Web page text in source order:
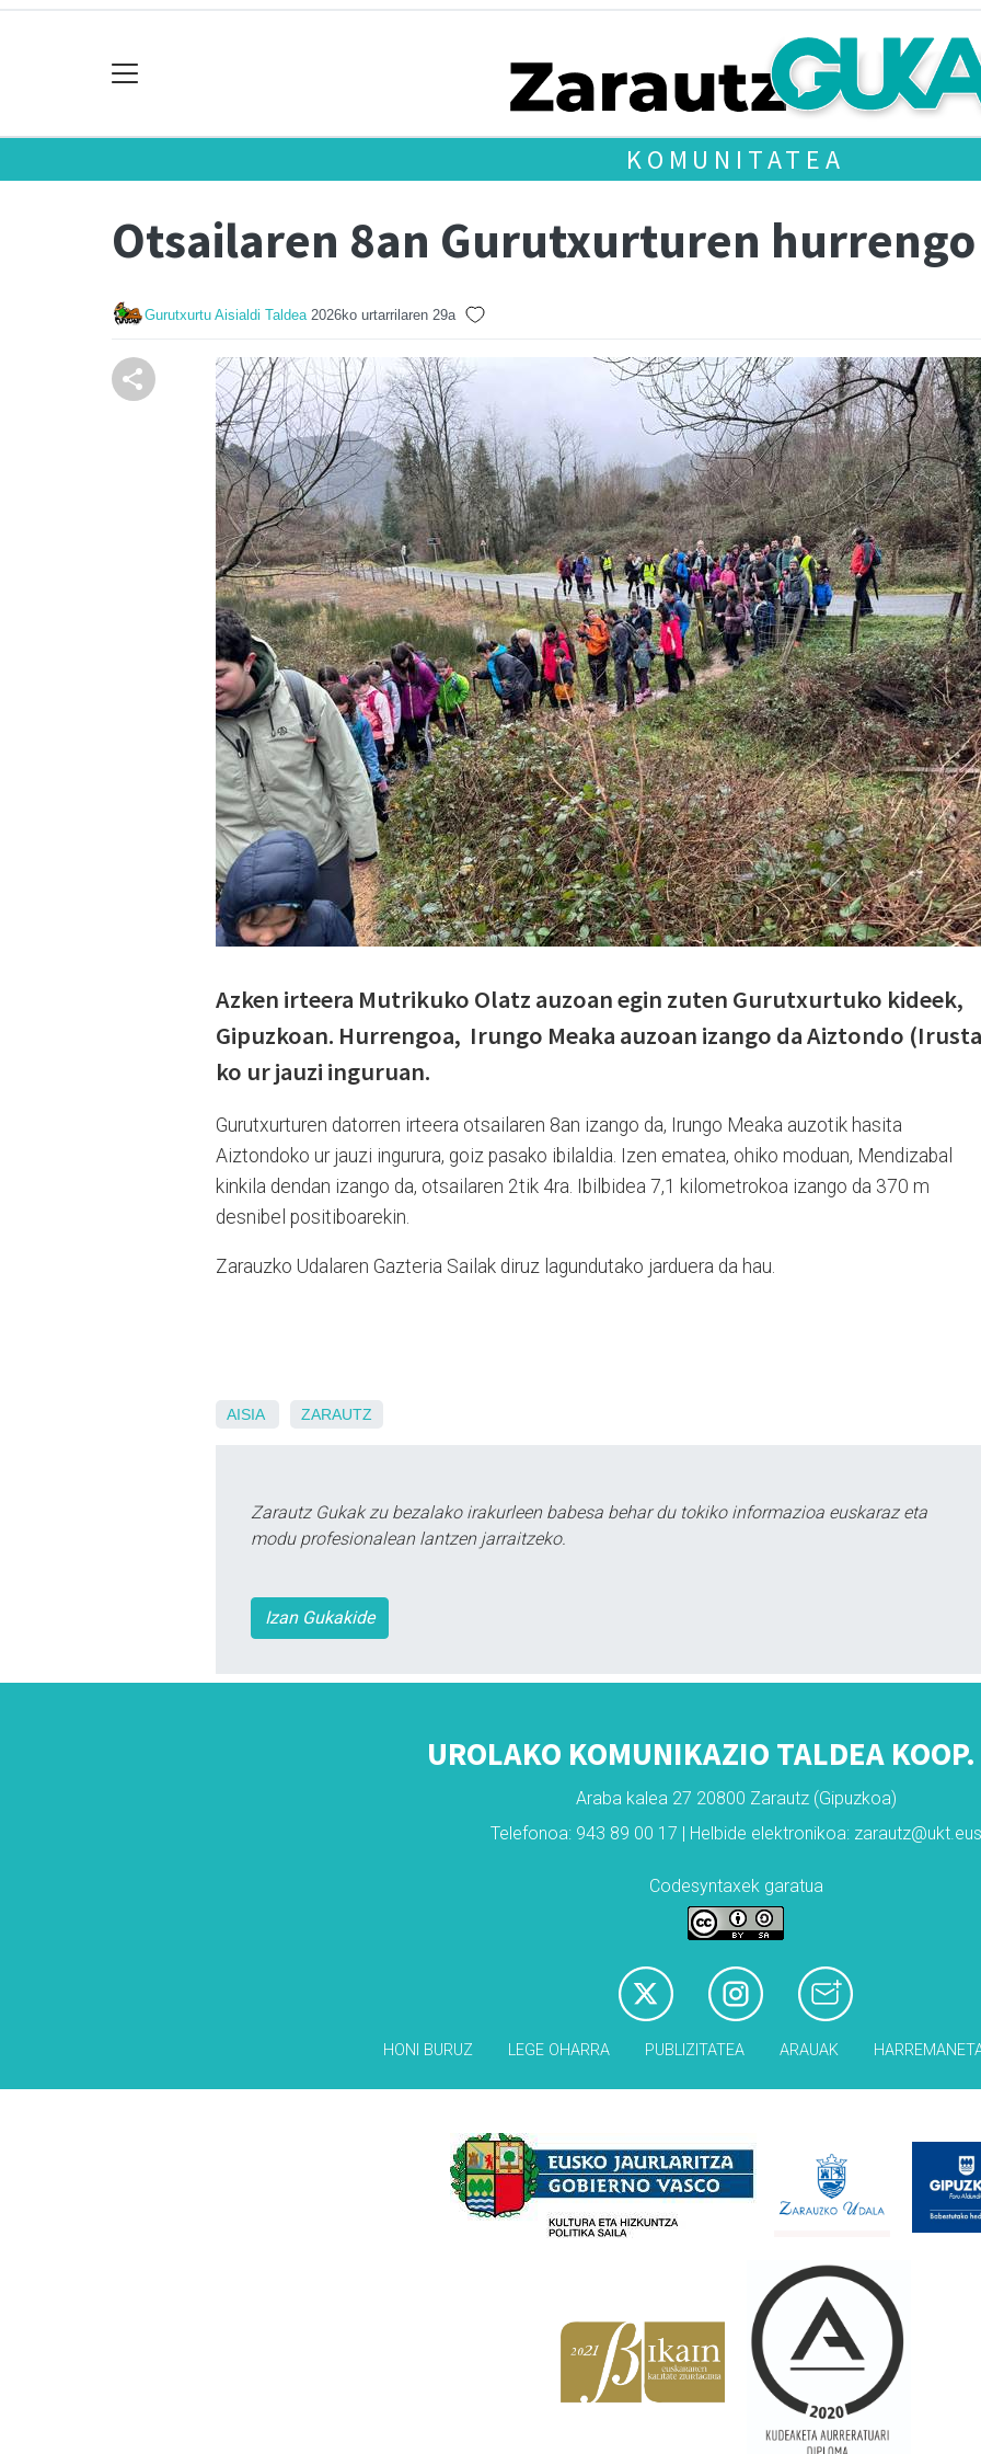
KOMUNITATEA
Otsailaren 8an Gurutxurturen
Gurutxurtu Aisialdi Taldea 2026ko urtarrilaren 29a
Azken irteera Mutrikuko Olatz auzoan egin zuten Gurutxurtuko kideek,
Gipuzkoan. Hurrengoa, Irungo Meaka auzoan izango da Aiztondo
ko ur jauzi inguruan.
Gurutxurturen datorren irteera otsailaren 8an izango da, Irungo Meaka auzotik hasita
Aiztondoko ur jauzi ingurura, goiz pasako ibilaldia. Izen ematea, ohiko moduan, Mendizabal
kinkila dendan izango da, otsailaren 2tik 4ra. Ibilbidea 7,1 kilometrokoa izango da 370 m
desnibel positiboarekin.
Zarauzko Udalaren Gazteria Sailak diruz lagundutako jarduera da hau.
AISIA ZARAUTZ
Zarautz Gukak zu bezalako irakurleen babesa behar du tokiko informazioa euskaraz eta
modu profesionalean lantzen jarraitzeko.
Izan Gukakide
UROLAKO KOMUNIKAZIO TALDEA
Araba kalea 27 20800 Zarautz (Gipuzkoa)
Telefonoa: 943 89 00 17 | Helbide elektronikoa: zarautz@ukt.eus
Codesyntaxek garatua
HONI BURUZ LEGE OHARRA PUBLIZITATEA ARAUAK